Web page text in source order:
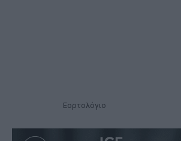
Εορτολόγιο